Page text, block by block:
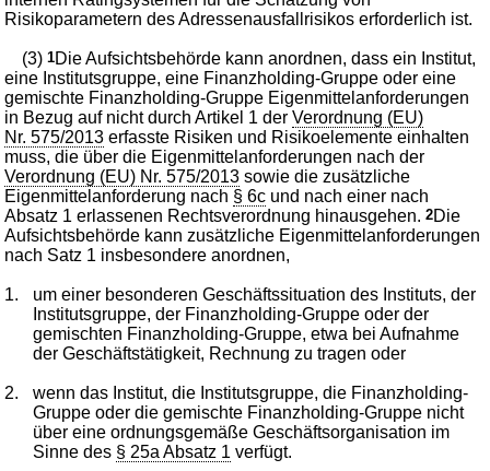
Risikoparametern des Adressenausfallrisikos erforderlich ist.
(3)1Die Aufsichtsbehörde kann anordnen, dass ein Institut,
eine Institutsgruppe, eine Finanzholding-Gruppe oder eine
gemischte Finanzholding-Gruppe Eigenmittelanforderungen
in Bezug auf nicht durch Artikel 1 derVerordnung (EU)
Nr. 575/2013 erfasste Risiken und Risikoelemente einhalten
muss, die über die Eigenmittelanforderungen nach der
Verordnung (EU) Nr. 575/2013 sowie die zusätzliche
Eigenmittelanforderung nach § 6c und nach einer nach
Absatz 1 erlassenen Rechtsverordnung hinausgehen.2Die
Aufsichtsbehörde kann zusätzliche Eigenmittelanforderungen
nach Satz 1 insbesondere anordnen,
1.
um einer besonderen Geschäftssituation des Instituts, der
Institutsgruppe, der Finanzholding-Gruppe oder der
gemischten Finanzholding-Gruppe, etwa bei Aufnahme
der Geschäftstätigkeit, Rechnung zu tragen oder
2.
wenn das Institut, die Institutsgruppe, die Finanzholding-
Gruppe oder die gemischte Finanzholding-Gruppe nicht
über eine ordnungsgemäße Geschäftsorganisation im
Sinne des § 25a Absatz 1 verfügt.